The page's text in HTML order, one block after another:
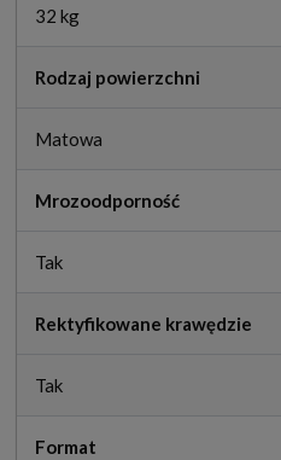
32 kg
Rodzaj powierzchni
Matowa
Mrozoodporność
Tak
Rektyfikowane krawędzie
Tak
Format